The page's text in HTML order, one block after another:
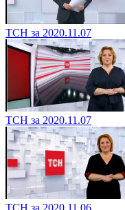
ТСН за 2020.11.07
ТСН за 2020.11.07
ТСН за 2020.11.06